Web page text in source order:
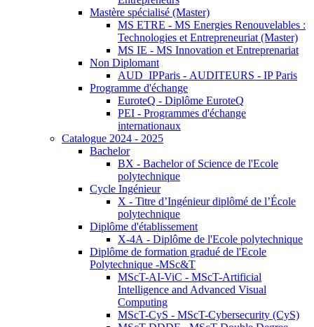
Mastère spécialisé (Master)
MS ETRE - MS Energies Renouvelables :
Technologies et Entrepreneuriat (Master)
MS IE - MS Innovation et Entreprenariat
Non Diplomant
AUD_IPParis - AUDITEURS - IP Paris
Programme d'échange
EuroteQ - Diplôme EuroteQ
PEI - Programmes d'échange
internationaux
Catalogue 2024 - 2025
Bachelor
BX - Bachelor of Science de l'Ecole
polytechnique
Cycle Ingénieur
X - Titre d’Ingénieur diplômé de l’École
polytechnique
Diplôme d'établissement
X-4A - Diplôme de l'Ecole polytechnique
Diplôme de formation gradué de l'Ecole
Polytechnique -MSc&T
MScT-AI-ViC - MScT-Artificial
Intelligence and Advanced Visual
Computing
MScT-CyS - MScT-Cybersecurity (CyS)